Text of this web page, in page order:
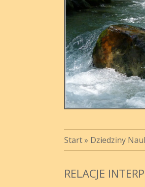
Start» Dziedziny
RELACJE